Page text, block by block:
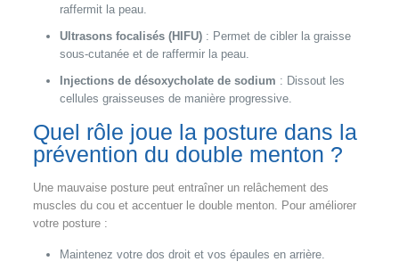
raffermit la peau.
Ultrasons focalisés (HIFU): Permet de cibler la graisse
sous-cutanée et de raffermir la peau.
Injections de désoxycholate de sodium : Dissout les
cellules graisseuses de manière progressive.
Quel rôle joue la posture dans la
prévention du double menton ?
Une mauvaise posture peut entraîner un relâchement des
muscles du cou et accentuer le double menton. Pour améliorer
votre posture :
Maintenez votre dos droit et vos épaules en arrière.